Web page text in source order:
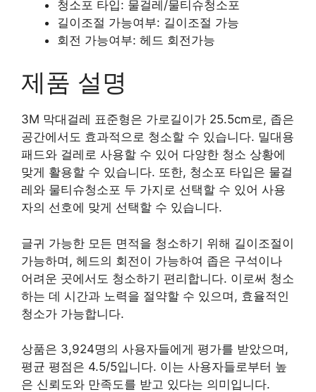
청소포 타입: 물걸레/물티슈청소포
길이조절 가능여부: 길이조절 가능
회전 가능여부: 헤드 회전가능
제품 설명
3M 막대걸레 표준형은 가로길이가 25.5cm로, 좁은
공간에서도 효과적으로 청소할 수 있습니다. 밀대용
패드와 걸레로 사용할 수 있어 다양한 청소 상황에
맞게 활용할 수 있습니다. 또한, 청소포 타입은 물걸
레와 물티슈청소포 두 가지로 선택할 수 있어 사용
자의 선호에 맞게 선택할 수 있습니다.
글귀 가능한 모든 면적을 청소하기 위해 길이조절이
가능하며, 헤드의 회전이 가능하여 좁은 구석이나
어려운 곳에서도 청소하기 편리합니다. 이로써 청소
하는 데 시간과 노력을 절약할 수 있으며, 효율적인
청소가 가능합니다.
상품은 3,924명의 사용자들에게 평가를 받았으며,
평균 평점은 4.5/5입니다. 이는 사용자들로부터 높
은 신뢰도와 만족도를 받고 있다는 의미입니다.